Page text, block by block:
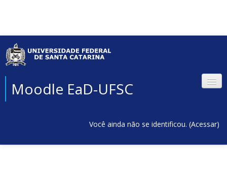
Moodle EaD-UFSC
Você ainda não se identificou. (Acessar)